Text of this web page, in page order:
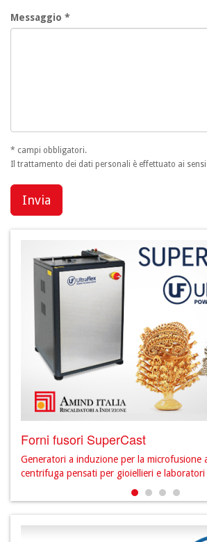
Messaggio *
* campi obbligatori.
Il trattamento dei dati personali è effettuato ai
Invia
Forni fusori SuperCast
Generatori a induzione per la microfusione
centrifuga pensati per gioiellieri e